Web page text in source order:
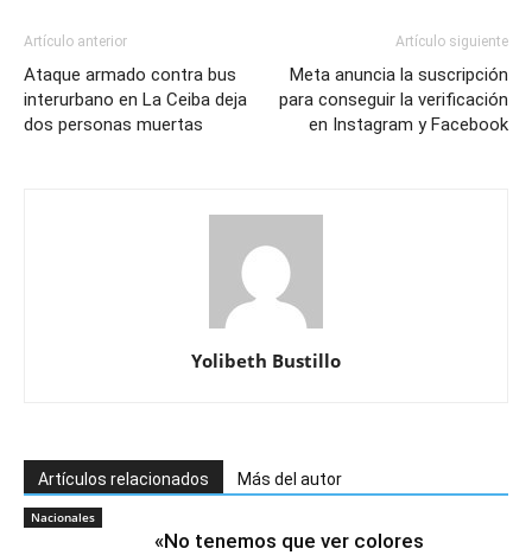
Artículo anterior
Ataque armado contra bus
interurbano en La Ceiba deja
dos personas muertas
Artículo siguiente
Meta anuncia la suscripción
para conseguir la verificación
en Instagram y Facebook
Yolibeth Bustillo
Artículos relacionados Más del autor
Nacionales
«No tenemos que ver colores